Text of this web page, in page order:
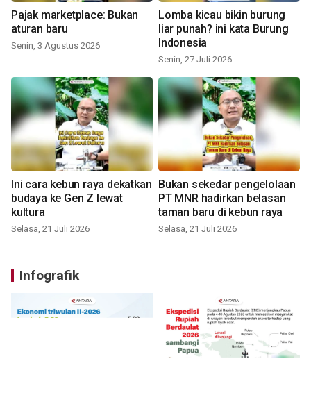
Pajak marketplace: Bukan
aturan baru
Senin, 3 Agustus 2026
Lomba kicau bikin burung
liar punah? ini kata Burung
Indonesia
Senin, 27 Juli 2026
Ini cara kebun raya dekatkan
budaya ke Gen Z lewat
kultura
Selasa, 21 Juli 2026
Bukan sekedar pengelolaan
PT MNR hadirkan belasan
taman baru di kebun raya
Selasa, 21 Juli 2026
Infografik